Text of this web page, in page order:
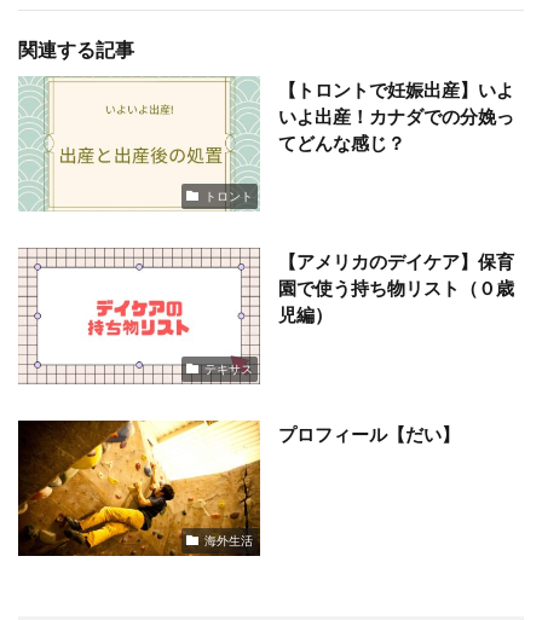
関連する記事
トロント
【トロントで妊娠出産】いよ
いよ出産！カナダでの分娩っ
てどんな感じ？
テキサス
【アメリカのデイケア】保育
園で使う持ち物リスト（０歳
児編）
海外生活
プロフィール【だい】